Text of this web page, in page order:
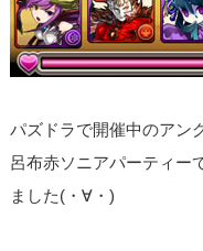
パズドラで開催中のアン
呂布赤ソニアパーティー
ました(・∀・)